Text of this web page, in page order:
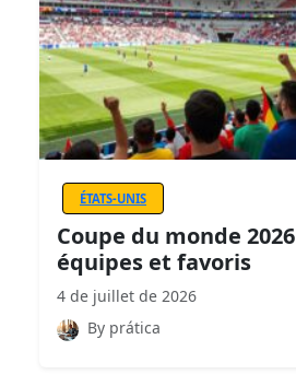
ÉTATS-UNIS
Coupe du monde
équipes et favoris
4 de juillet de 2026
By prática